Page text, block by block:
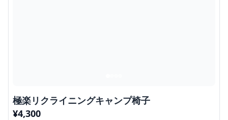
極楽リクライニングキャンプ椅子
¥4,300